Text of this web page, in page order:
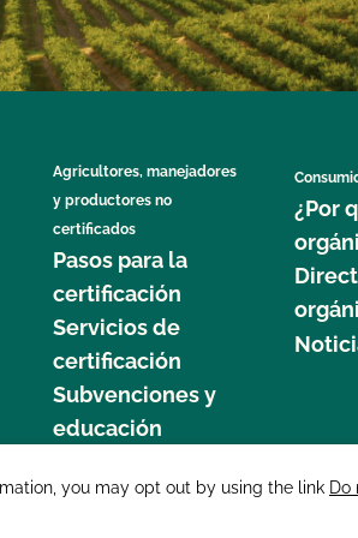
Agricultores, manejadores
y productores no
certificados
Pasos para la
certificación
Servicios de
certificación
Subvenciones y
educación
¿Por
877 Cedar
you may opt out by using the link Do